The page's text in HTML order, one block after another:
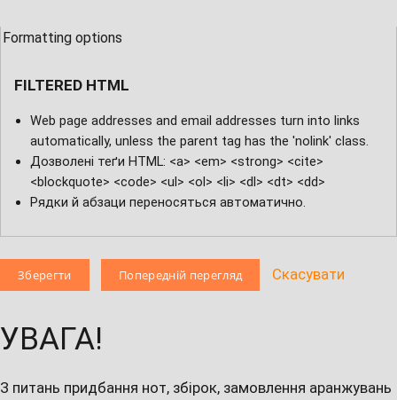
Formatting options
FILTERED HTML
Web page addresses and email addresses turn into links
automatically, unless the parent tag has the 'nolink' class.
Дозволені теґи HTML: <a> <em> <strong> <cite>
<blockquote> <code> <ul> <ol> <li> <dl> <dt> <dd>
Рядки й абзаци переносяться автоматично.
Скасувати
УВАГА!
З питань придбання нот, збірок, замовлення аранжувань